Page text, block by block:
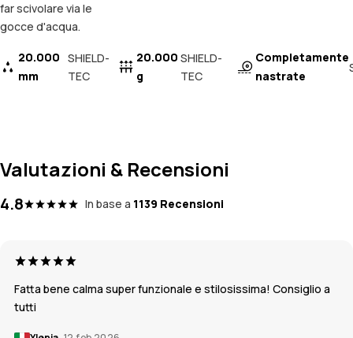
far scivolare via le
gocce d'acqua.
20.000
mm
SHIELD-
TEC
20.000
g
SHIELD-
TEC
Completamente
nastrate
Valutazioni & Recensioni
4.8 In base a 1139 Recensioni
Fatta bene calma super funzionale e stilosissima! Consiglio a
tutti